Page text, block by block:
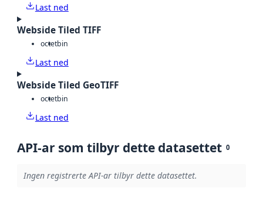
Last ned
Webside Tiled TIFF
octetbin
Last ned
Webside Tiled GeoTIFF
octetbin
Last ned
API-ar som tilbyr dette datasettet 0
Ingen registrerte API-ar tilbyr dette datasettet.